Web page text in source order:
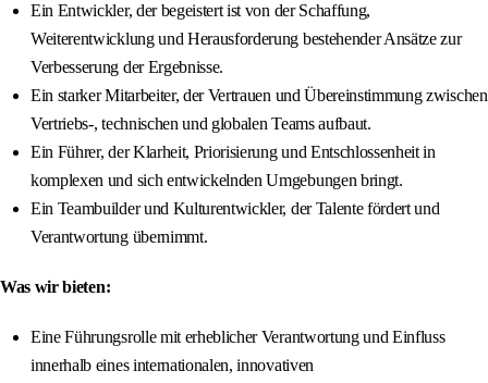
Ein Entwickler, der begeistert ist von der Schaffung,
Weiterentwicklung und Herausforderung bestehender Ansätze zur
Verbesserung der Ergebnisse.
Ein starker Mitarbeiter, der Vertrauen und Übereinstimmung zwischen
Vertriebs-, technischen und globalen Teams aufbaut.
Ein Führer, der Klarheit, Priorisierung und Entschlossenheit in
komplexen und sich entwickelnden Umgebungen bringt.
Ein Teambuilder und Kulturentwickler, der Talente fördert und
Verantwortung übernimmt.
Was wir bieten:
Eine Führungsrolle mit erheblicher Verantwortung und Einfluss
innerhalb eines internationalen, innovativen